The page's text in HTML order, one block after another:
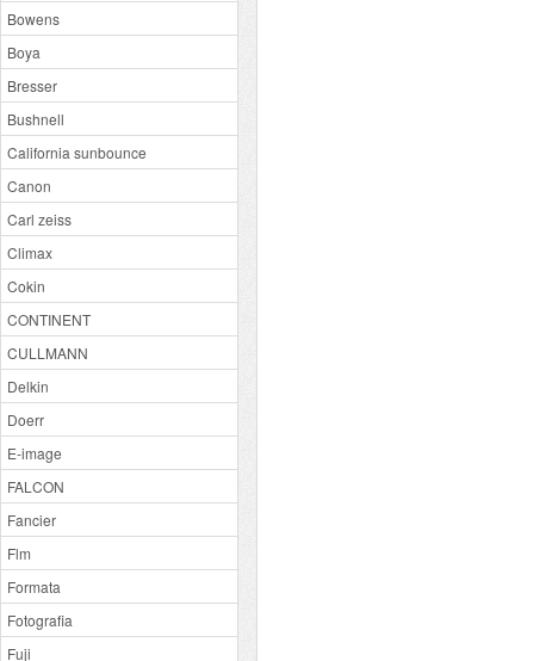
Bowens
Boya
Bresser
Bushnell
California sunbounce
Canon
Carl zeiss
Climax
Cokin
CONTINENT
CULLMANN
Delkin
Doerr
E-image
FALCON
Fancier
Flm
Formata
Fotografia
Fuji